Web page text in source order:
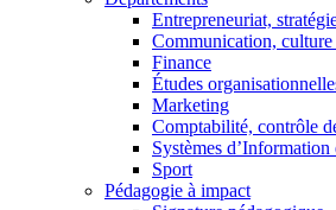
Entrepreneuriat,
Communication,
Finance
Études
Marketing
Comptabilité, contrôle
Systèmes
Sport
Pédagogie à impact